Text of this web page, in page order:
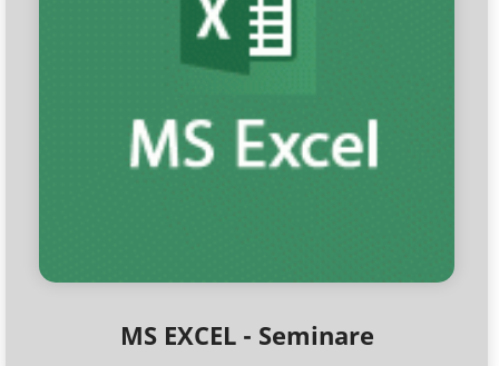
MS EXCEL - Seminare